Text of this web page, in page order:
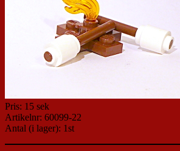
Pris: 15 sek
Artikelnr: 60099-22
Antal (i lager): 1st